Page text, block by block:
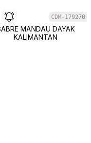
CDM-179270
MANDAU DAYAK
KALIMANTAN